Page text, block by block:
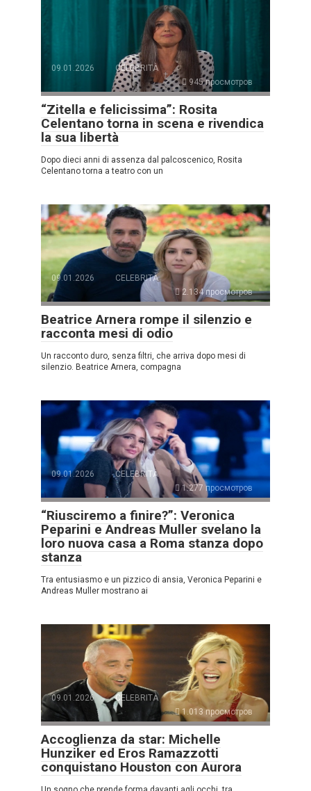
09.01.2026
CELEBRITÀ
945 просмотров
“Zitella e felicissima”: Rosita
Celentano torna in scena e rivendica
la sua libertà
Dopo dieci anni di assenza dal palcoscenico, Rosita
Celentano torna a teatro con un
09.01.2026
CELEBRITÀ
2.134 просмотров
Beatrice Arnera rompe il silenzio e
racconta mesi di odio
Un racconto duro, senza filtri, che arriva dopo mesi di
silenzio. Beatrice Arnera, compagna
09.01.2026
CELEBRITÀ
1.277 просмотров
“Riusciremo a finire?”: Veronica
Peparini e Andreas Muller svelano la
loro nuova casa a Roma stanza dopo
stanza
Tra entusiasmo e un pizzico di ansia, Veronica Peparini e
Andreas Muller mostrano ai
09.01.2026
CELEBRITÀ
1.013 просмотров
Accoglienza da star: Michelle
Hunziker ed Eros Ramazzotti
conquistano Houston con Aurora